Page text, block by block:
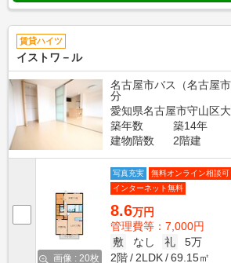
賃貸ハイツ
イストワ－ル
名古屋市バス（名古屋
分
愛知県名古屋市守山区
築年数
築14年
建物階数
2階建
画像 : 20枚
写真充実
無料オンライン相談可
インターネット無料
8.6万円
管理費等：7,000円
敷
なし 礼
5万
2階
2LDK 69.15㎡